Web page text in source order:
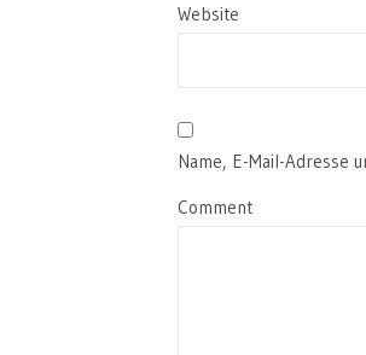
Website
Name, E-Mail-Adresse
Comment